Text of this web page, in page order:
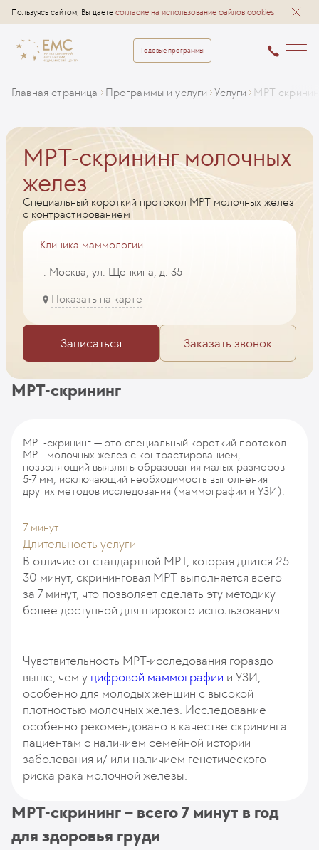
Пользуясь сайтом, Вы даете согласие на использование файлов cookies
Годовые программы
Главная страница Программы и услуги Услуги МРТ-
МРТ-скрининг молочных
желез
Специальный короткий протокол МРТ молочных желез
с контрастированием
Клиника маммологии
г. Москва, ул. Щепкина, д. 35
Показать на карте
Записаться Заказать звонок
МРТ-скрининг
МРТ-скрининг — это специальный короткий протокол
МРТ молочных желез с контрастированием,
позволяющий выявлять образования малых размеров
5-7 мм, исключающий необходимость выполнения
других методов исследования (маммографии и УЗИ).
7 минут
Длительность услуги
В отличие от стандартной МРТ, которая длится 25-
30 минут, скрининговая МРТ выполняется всего
за 7 минут, что позволяет сделать эту методику
более доступной для широкого использования.
Чувствительность МРТ-исследования гораздо
выше, чем у цифровой маммографии и УЗИ,
особенно для молодых женщин с высокой
плотностью молочных желез. Исследование
особенно рекомендовано в качестве скрининга
пациентам с наличием семейной истории
заболевания и/ или наличием генетического
риска рака молочной железы.
МРТ-скрининг – всего 7 минут в год
для здоровья груди